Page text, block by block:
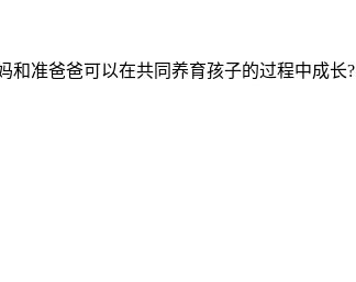
和准爸爸可以在共同养育孩子的过程中成长?